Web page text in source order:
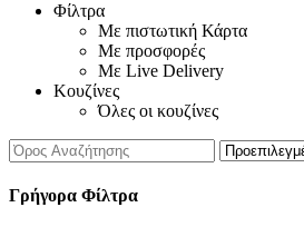
Φίλτρα
Με πιστωτική Κάρτα
Με προσφορές
Με Live Delivery
Κουζίνες
Όλες οι κουζίνες
Γρήγορα Φίλτρα